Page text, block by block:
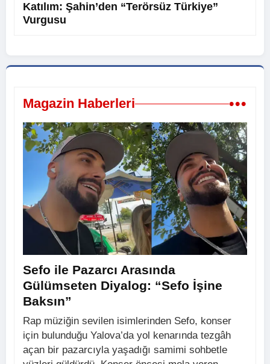
Katılım: Şahin’den “Terörsüz Türkiye”
Vurgusu
Magazin Haberleri •••
Sefo ile Pazarcı Arasında
Gülümseten Diyalog: “Sefo İşine
Baksın”
Rap müziğin sevilen isimlerinden Sefo, konser
için bulunduğu Yalova’da yol kenarında tezgâh
açan bir pazarcıyla yaşadığı samimi sohbetle